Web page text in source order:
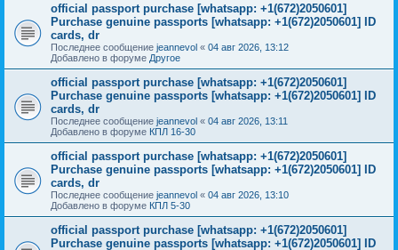
official passport purchase [whatsapp: +1(672)2050601]
Purchase genuine passports [whatsapp: +1(672)2050601] ID
cards, dr
Последнее сообщение jeannevol « 04 авг 2026, 13:12
Добавлено в форуме Другое
official passport purchase [whatsapp: +1(672)2050601]
Purchase genuine passports [whatsapp: +1(672)2050601] ID
cards, dr
Последнее сообщение jeannevol « 04 авг 2026, 13:11
Добавлено в форуме КПЛ 16-30
official passport purchase [whatsapp: +1(672)2050601]
Purchase genuine passports [whatsapp: +1(672)2050601] ID
cards, dr
Последнее сообщение jeannevol « 04 авг 2026, 13:10
Добавлено в форуме КПЛ 5-30
official passport purchase [whatsapp: +1(672)2050601]
Purchase genuine passports [whatsapp: +1(672)2050601] ID